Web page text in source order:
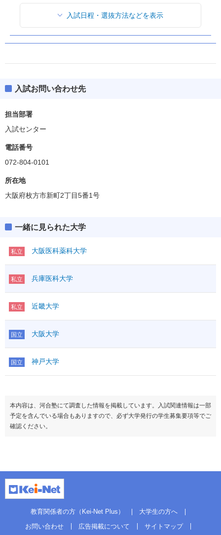
入試日程・選抜方法などを表示
入試お問い合わせ先
担当部署
入試センター
電話番号
072-804-0101
所在地
大阪府枚方市新町2丁目5番1号
一緒に見られた大学
私立 大阪医科薬科大学
私立 兵庫医科大学
私立 近畿大学
国立 大阪大学
国立 神戸大学
本内容は、河合塾にて調査した情報を掲載しています。入試関連情報は一部
予定を含んでいる場合もありますので、必ず大学発行の学生募集要項等でご
確認ください。
教育関係者の方（Kei-Net Plus）
大学生の方へ
お問い合わせ
広告掲載について サイトマップ